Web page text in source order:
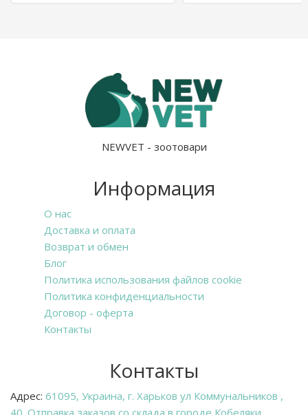
NEWVET - зоотовари
Информация
О нас
Доставка и оплата
Возврат и обмен
Блог
Политика использования файлов cookie
Политика конфиденциальности
Договор - оферта
Контакты
Контакты
Адрес: 61095, Украина, г. Харьков ул Коммунальников ,
40. Отправка заказов со склада в городе Кобеляки